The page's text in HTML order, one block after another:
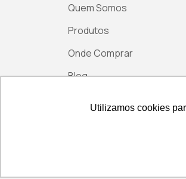
Utilizamos cookies
Utilizamos cookies
Quem Somos
Produtos
Onde Comprar
Blog